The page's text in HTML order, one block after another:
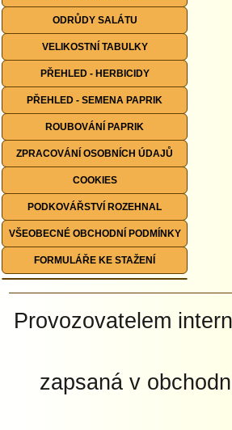
ODRŮDY SALÁTU
VELIKOSTNÍ TABULKY
PŘEHLED - HERBICIDY
PŘEHLED - SEMENA PAPRIK
ROUBOVÁNÍ PAPRIK
ZPRACOVÁNÍ OSOBNÍCH ÚDAJŮ
COOKIES
PODKOVÁŘSTVÍ ROZEHNAL
VŠEOBECNÉ OBCHODNÍ PODMÍNKY
FORMULÁŘE KE STAŽENÍ
Provozovatelem
zapsaná v